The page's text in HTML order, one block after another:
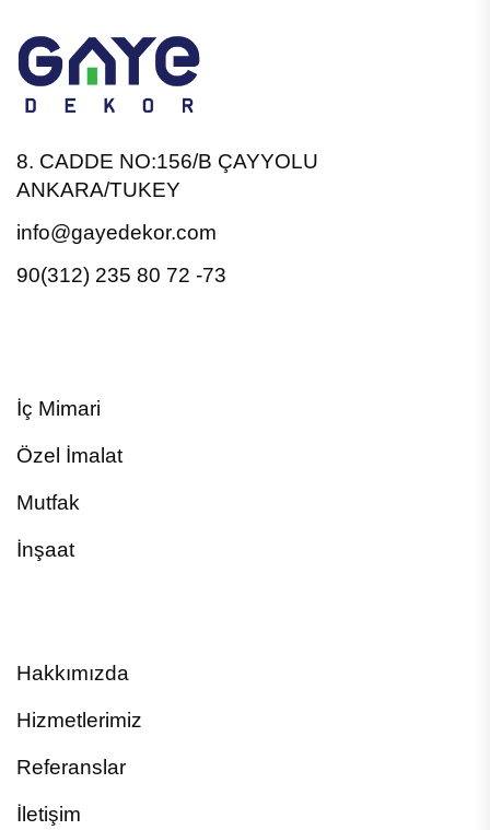
8. CADDE NO:156/B ÇAYYOLU
ANKARA/TUKEY
info@gayedekor.com
90(312) 235 80 72 -73
İç Mimari
Özel İmalat
Mutfak
İnşaat
Hakkımızda
Hizmetlerimiz
Referanslar
İletişim